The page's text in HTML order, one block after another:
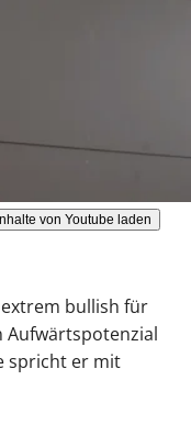
werden
von Youtube laden
bullish für
Aufwärtspotenzial
spricht er mit